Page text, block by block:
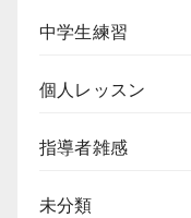
中学生練習
個人レッスン
指導者雑感
未分類